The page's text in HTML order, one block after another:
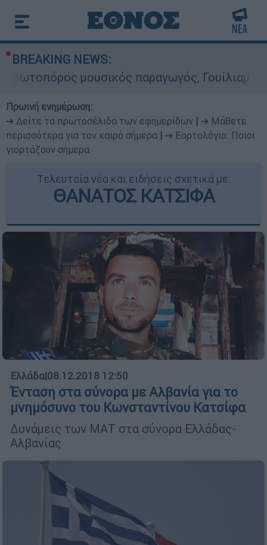
BREAKING NEWS:
παραγωγός, Γουίλιαμ Όρμπιτ - Η
Πρωινή ενημέρωση:
➔ Δείτε τα πρωτοσέλιδα των εφημερίδων
➔ Μάθετε
περισσότερα για τον καιρό σήμερα
➔ Εορτολόγιο: Ποιοι
γιορτάζουν σήμερα
Τελευταία νέα και ειδήσεις σχετικά με:
ΘΑΝΑΤΟΣ ΚΑΤΣΙΦΑ
Ελλάδα|08.12.2018 12:50
Ένταση στα σύνορα με Αλβανία για το
μνημόσυνο του Κωνσταντίνου Κατσίφα
Δυνάμεις των ΜΑΤ στα σύνορα Ελλάδας-
Αλβανίας